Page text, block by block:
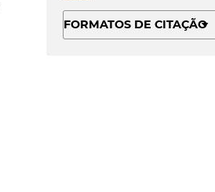
FORMATOS DE CITAÇÃO